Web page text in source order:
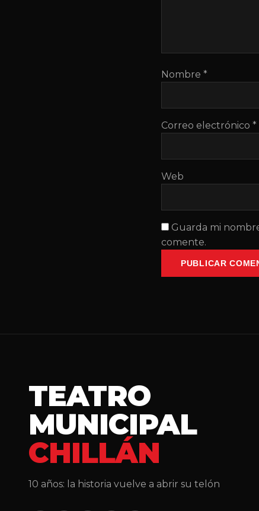
Nombre *
Correo electrónico *
Web
Guarda mi
comente.
PUBLICAR
TEATRO
MUNICIPAL
CHILLÁN
10 años: la historia vuelve a abrir su telón